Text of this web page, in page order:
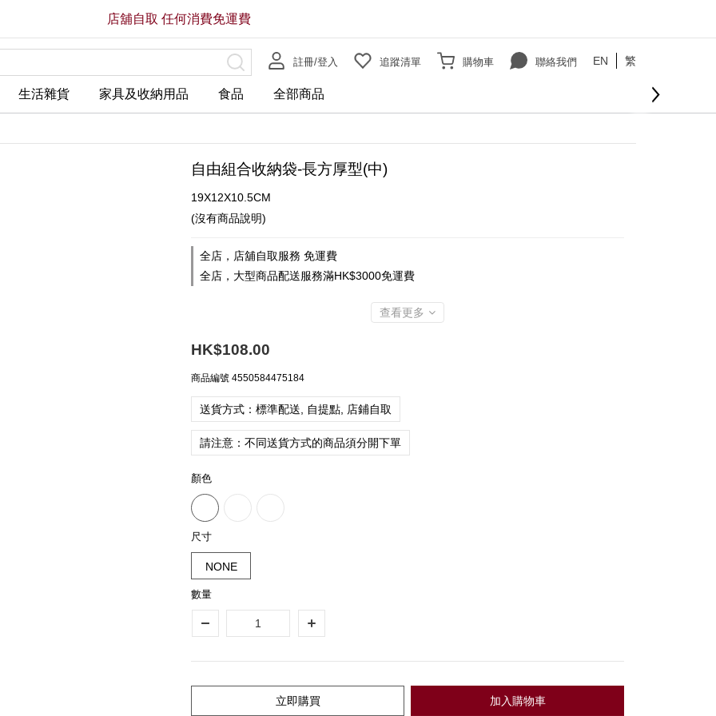
註冊/登入 追蹤清單 購物車 聯絡我們 EN 繁
生活雜貨 家具及收納用品 食品 全部商品
店舖自取 任何消費免運費
自由組合收納袋-長方厚型(中)
19X12X10.5CM
(沒有商品說明)
全店，店舖自取服務 免運費
全店，大型商品配送服務滿HK$3000免運費
查看更多
HK$108.00
商品編號 4550584475184
送貨方式：標準配送, 自提點, 店鋪自取
請注意：不同送貨方式的商品須分開下單
顏色
尺寸
NONE
數量
加入購物車
立即購買